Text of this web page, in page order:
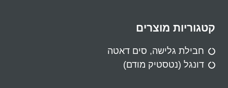
קטגוריות מוצרים
חבילת גלישה, סים דאטה
דונגל (נטסטיק מודם)